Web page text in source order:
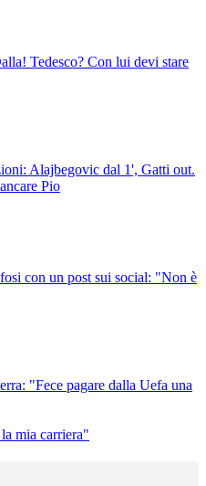
Tedesco? Con lui devi stare
Alajbegovic dal 1', Gatti out.
Pio
con un post sui social: "Non è
"Fece pagare dalla Uefa una
mia carriera"